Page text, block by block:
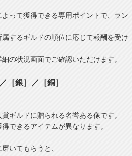
って獲得できる専用ポイントで、ラン
するギルドの順位に応じて報酬を受け
の状況画面でご確認いただけます。
［銀］／［銅］
ギルドに贈られる名誉ある像です。
できるアイテムが異なります。
いてもらうと、